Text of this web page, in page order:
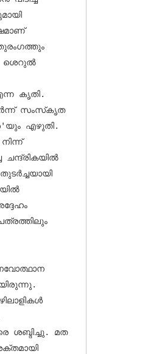
ശെറുല്‍
കൃതി.
സംസ്‌കൃത
എഴുതി.
ചന്ദ്രികയില്‍